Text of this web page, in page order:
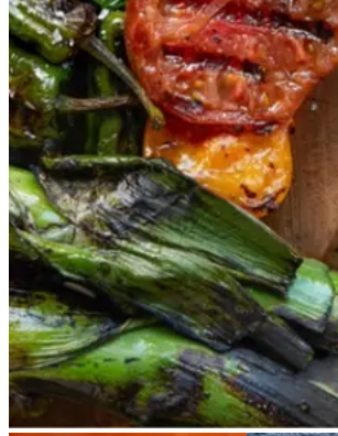
Vores
salat
køkken.
en let
måltid som
noget om en
catalansk
Catalonien
calcots, der
løg. Dem
fjerner man
dypper det
saucen.
opdrive på
nye porrer